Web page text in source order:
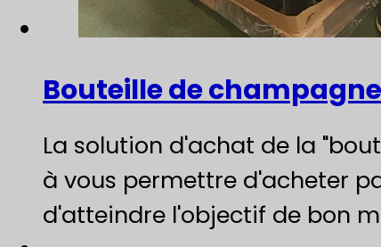
Bouteille de
La solution d'achat de la
à vous permettre d'acheter
d'atteindre l'objectif de bon